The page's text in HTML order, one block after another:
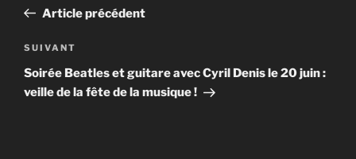
l’article
précédent
Article précédent
Article
suivant
SUIVANT
Soirée Beatles et guitare avec Cyril Denis le 20 juin :
veille de la fête de la musique !